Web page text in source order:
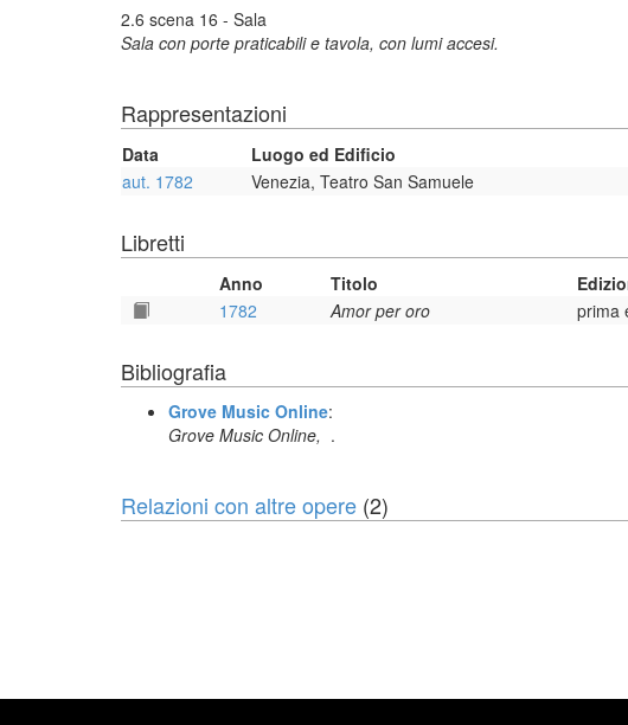
2.6 scena 16 - Sala
Sala con porte praticabili e tavola, con lumi accesi.
Rappresentazioni
Data Luogo ed Edificio
aut. 1782
Venezia, Teatro San Samuele
Libretti
Anno Titolo
1782
Amor per oro prima
Bibliografia
Grove Music Online:
Grove Music Online, .
Relazioni con altre opere (2)